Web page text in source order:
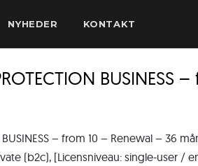
NYHEDER KONTAKT
BUSINESS – from 10 – Renewal – 36
(b2c), [Licensniveau: single-user /